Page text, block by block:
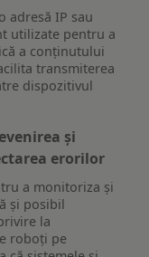
adresă IP sau
utilizate pentru a
a conținutului
transmiterea
dispozitivul
și
erorilor
a monitoriza și
și posibil
la
roboți pe